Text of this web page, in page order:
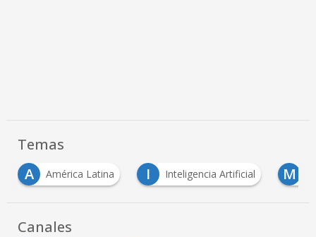
Temas
I
Inteligencia Artificial M Mauricio Lizcano M
Canales